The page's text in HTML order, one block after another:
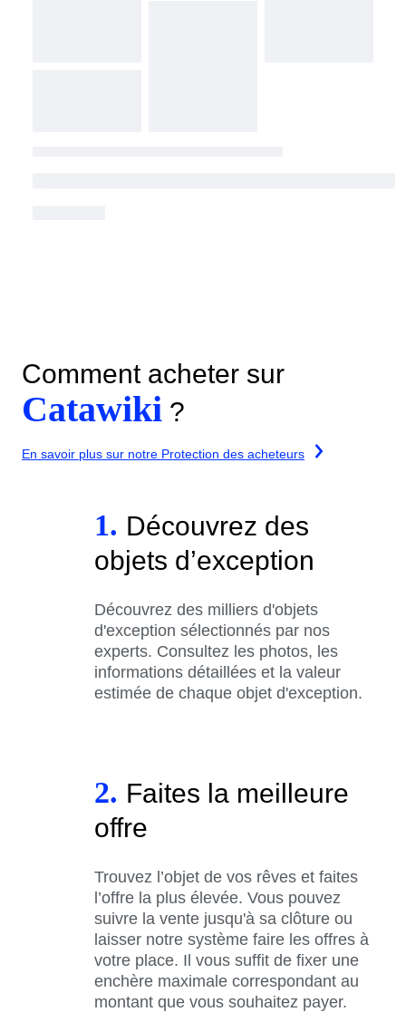
Comment acheter sur
Catawiki ?
En savoir plus sur notre Protection des acheteurs
1. Découvrez des
objets d’exception
Découvrez des milliers d'objets
d'exception sélectionnés par nos
experts. Consultez les photos, les
informations détaillées et la valeur
estimée de chaque objet d'exception.
2. Faites la meilleure
offre
Trouvez l’objet de vos rêves et faites
l’offre la plus élevée. Vous pouvez
suivre la vente jusqu'à sa clôture ou
laisser notre système faire les offres à
votre place. Il vous suffit de fixer une
enchère maximale correspondant au
montant que vous souhaitez payer.